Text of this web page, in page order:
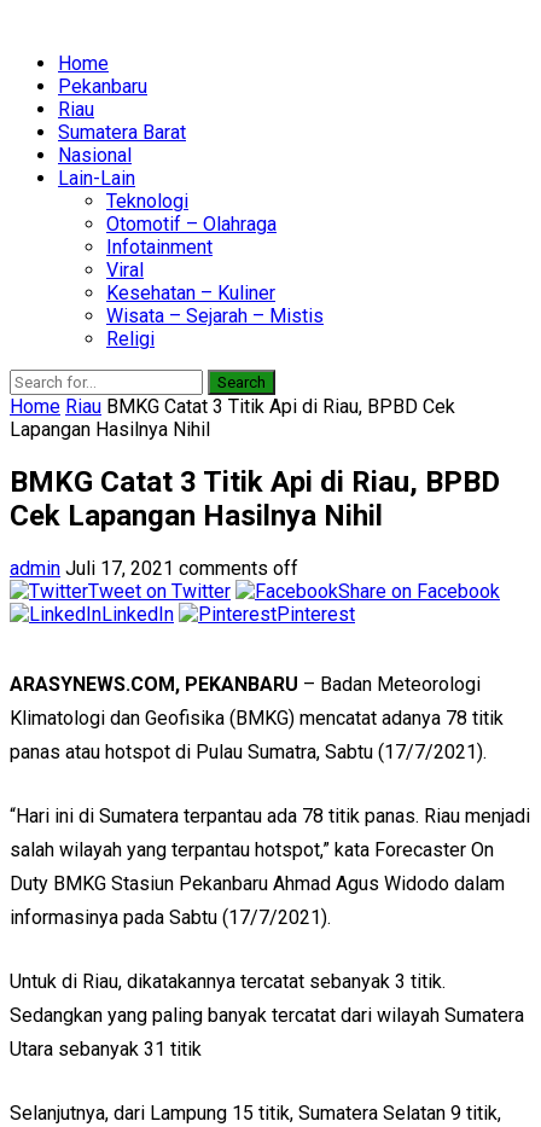
Home
Pekanbaru
Riau
Sumatera Barat
Nasional
Lain-Lain
Teknologi
Otomotif – Olahraga
Infotainment
Viral
Kesehatan – Kuliner
Wisata – Sejarah – Mistis
Religi
Search
Home Riau BMKG Catat 3 Titik Api di Riau, BPBD Cek
Lapangan Hasilnya Nihil
BMKG Catat 3 Titik Api di Riau, BPBD
Cek Lapangan Hasilnya Nihil
admin Juli 17, 2021 comments off
Tweet on Twitter
Share on Facebook
LinkedIn
Pinterest
ARASYNEWS.COM, PEKANBARU – Badan Meteorologi
Klimatologi dan Geofisika (BMKG) mencatat adanya 78 titik
panas atau hotspot di Pulau Sumatra, Sabtu (17/7/2021).
“Hari ini di Sumatera terpantau ada 78 titik panas. Riau menjadi
salah wilayah yang terpantau hotspot,” kata Forecaster On
Duty BMKG Stasiun Pekanbaru Ahmad Agus Widodo dalam
informasinya pada Sabtu (17/7/2021).
Untuk di Riau, dikatakannya tercatat sebanyak 3 titik.
Sedangkan yang paling banyak tercatat dari wilayah Sumatera
Utara sebanyak 31 titik
Selanjutnya, dari Lampung 15 titik, Sumatera Selatan 9 titik,